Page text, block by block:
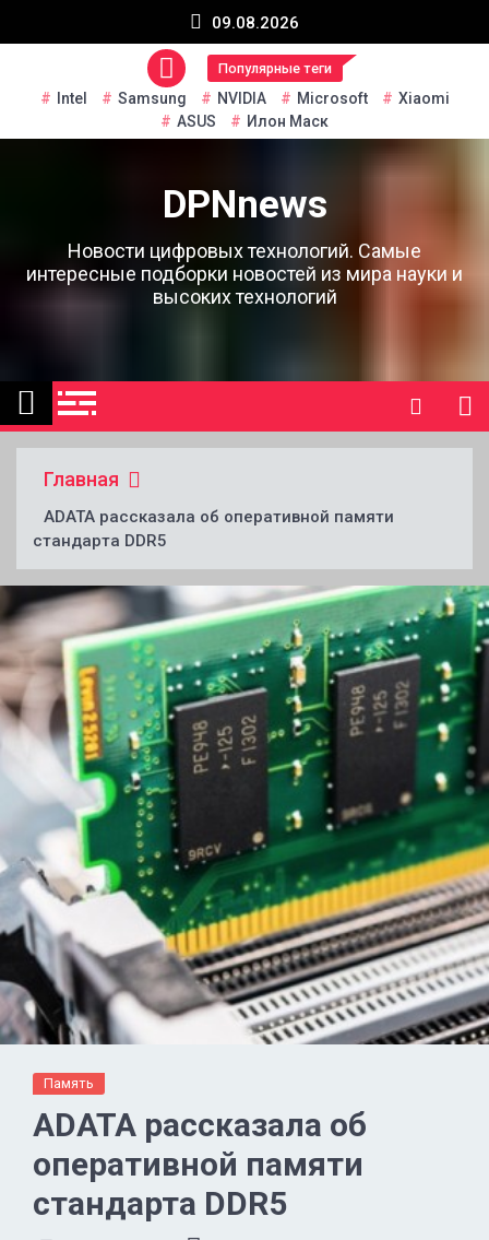
09.08.2026
Популярные теги
Intel Samsung NVIDIA Microsoft
Xiaomi
ASUS
Илон Маск
DPNnews
Новости цифровых технологий. Самые
интересные подборки новостей из мира науки и
высоких технологий
Главная
ADATA рассказала об оперативной памяти
стандарта DDR5
Память
ADATA рассказала об
оперативной памяти
стандарта DDR5